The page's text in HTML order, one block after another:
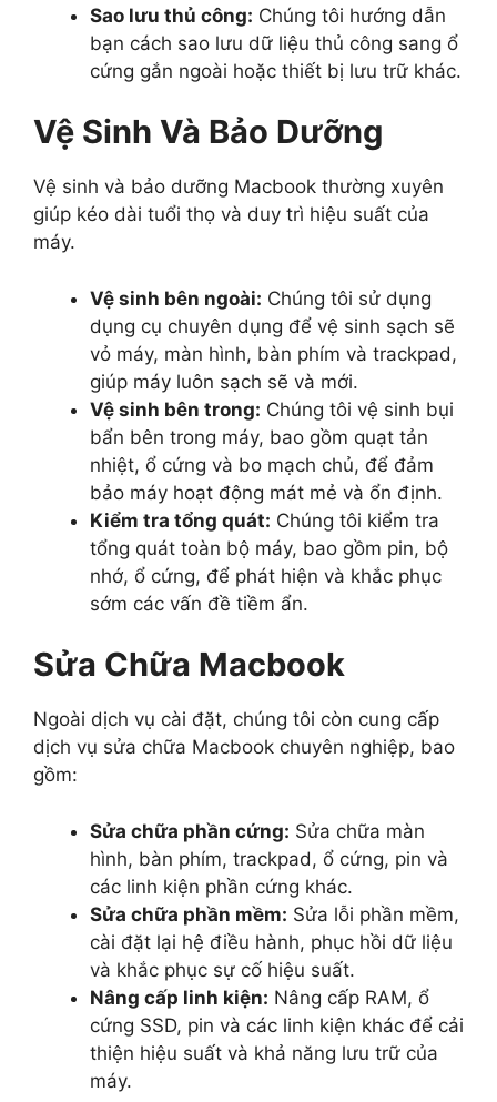
Sao lưu thủ công: Chúng tôi hướng dẫn
bạn cách sao lưu dữ liệu thủ công sang ổ
cứng gắn ngoài hoặc thiết bị lưu trữ khác.
Vệ Sinh Và Bảo Dưỡng
Vệ sinh và bảo dưỡng Macbook thường xuyên
giúp kéo dài tuổi thọ và duy trì hiệu suất của
máy.
Vệ sinh bên ngoài: Chúng tôi sử dụng
dụng cụ chuyên dụng để vệ sinh sạch sẽ
vỏ máy, màn hình, bàn phím và trackpad,
giúp máy luôn sạch sẽ và mới.
Vệ sinh bên trong: Chúng tôi vệ sinh bụi
bẩn bên trong máy, bao gồm quạt tản
nhiệt, ổ cứng và bo mạch chủ, để đảm
bảo máy hoạt động mát mẻ và ổn định.
Kiểm tra tổng quát: Chúng tôi kiểm tra
tổng quát toàn bộ máy, bao gồm pin, bộ
nhớ, ổ cứng, để phát hiện và khắc phục
sớm các vấn đề tiềm ẩn.
Sửa Chữa Macbook
Ngoài dịch vụ cài đặt, chúng tôi còn cung cấp
dịch vụ sửa chữa Macbook chuyên nghiệp, bao
gồm:
Sửa chữa phần cứng: Sửa chữa màn
hình, bàn phím, trackpad, ổ cứng, pin và
các linh kiện phần cứng khác.
Sửa chữa phần mềm: Sửa lỗi phần mềm,
cài đặt lại hệ điều hành, phục hồi dữ liệu
và khắc phục sự cố hiệu suất.
Nâng cấp linh kiện: Nâng cấp RAM, ổ
cứng SSD, pin và các linh kiện khác để cải
thiện hiệu suất và khả năng lưu trữ của
máy.